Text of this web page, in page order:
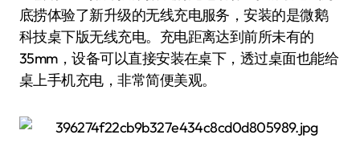
底捞体验了新升级的无线充电服务，安装的是微鹅
科技桌下版无线充电。充电距离达到前所未有的
35mm，设备可以直接安装在桌下，透过桌面也能给
桌上手机充电，非常简便美观。